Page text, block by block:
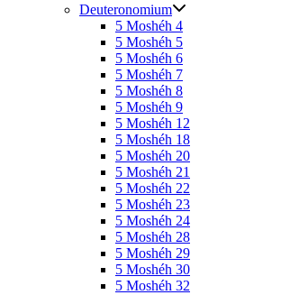
Deuteronomium
5 Moshéh 4
5 Moshéh 5
5 Moshéh 6
5 Moshéh 7
5 Moshéh 8
5 Moshéh 9
5 Moshéh 12
5 Moshéh 18
5 Moshéh 20
5 Moshéh 21
5 Moshéh 22
5 Moshéh 23
5 Moshéh 24
5 Moshéh 28
5 Moshéh 29
5 Moshéh 30
5 Moshéh 32